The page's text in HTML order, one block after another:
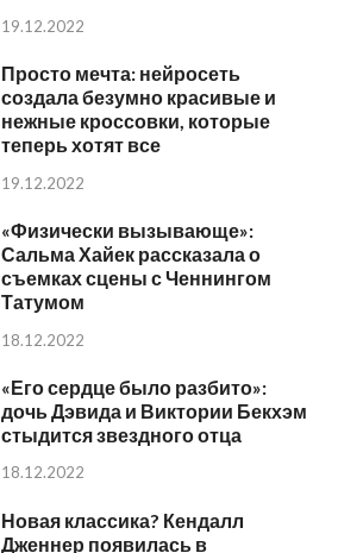
19.12.2022
Просто мечта: нейросеть
создала безумно красивые и
нежные кроссовки, которые
теперь хотят все
19.12.2022
«Физически вызывающе»:
Сальма Хайек рассказала о
съемках сцены с Ченнингом
Татумом
18.12.2022
«Его сердце было разбито»:
дочь Дэвида и Виктории Бекхэм
стыдится звездного отца
18.12.2022
Новая классика? Кендалл
Дженнер появилась в